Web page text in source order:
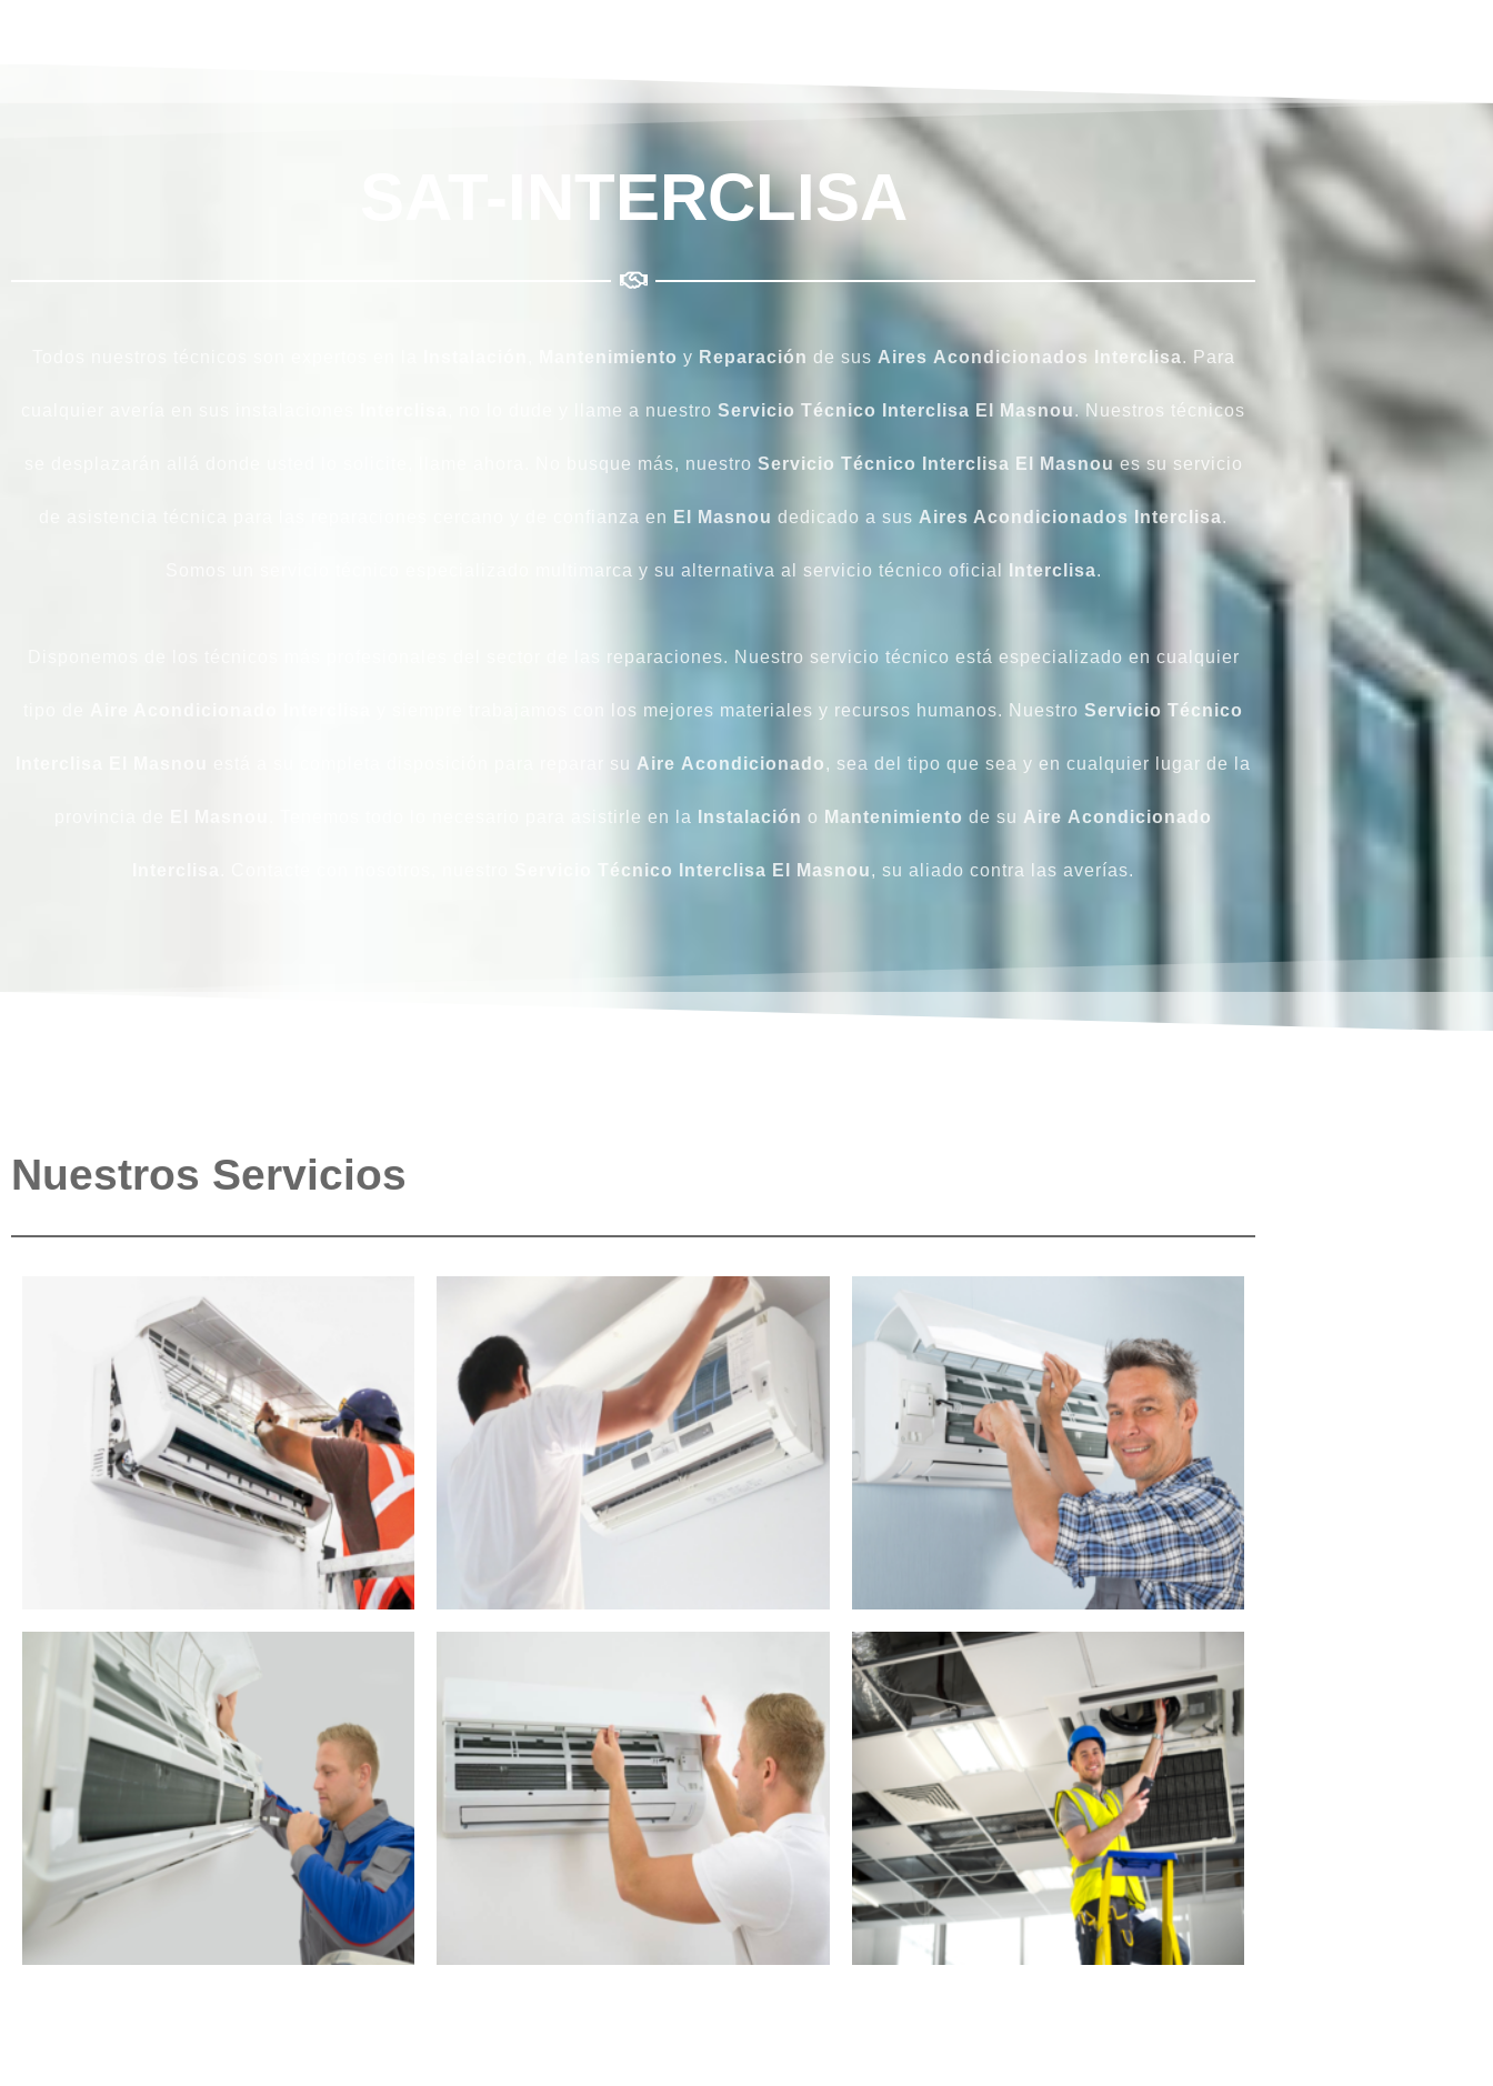
SAT-INTERCLISA
Mantenimiento y Reparación de sus Aires Acondicionados Interclisa. Para
, no lo dude y llame a nuestro Servicio Técnico Interclisa El Masnou. Nuestros técnicos
se desplazarán allá donde usted lo solicite, llame ahora. No busque más, nuestro Servicio Técnico Interclisa El Masnoues su servicio
de asistencia técnica para las reparaciones cercano y de confianza en El Masnou dedicado a sus Aires Acondicionados Interclisa.
Somos un servicio técnico especializado multimarca y su alternativa al servicio técnico oficial Interclisa.
Disponemos de los técnicos más profesionales del sector de las reparaciones. Nuestro servicio técnico está especializado en cualquier
y siempre trabajamos con los mejores materiales y recursos humanos. Nuestro Servicio Técnico
está a su completa disposición para reparar su Aire Acondicionado, sea del tipo que sea y en cualquier lugar de la
. Tenemos todo lo necesario para asistirle en la Instalación o Mantenimiento de su Aire Acondicionado
Servicio Técnico Interclisa El Masnou, su aliado contra las averías.
Nuestros Servicios